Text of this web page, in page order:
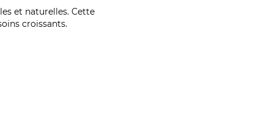
et naturelles. Cette
croissants.